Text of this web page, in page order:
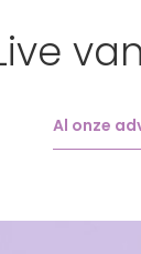
Al onze